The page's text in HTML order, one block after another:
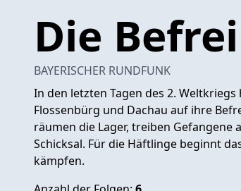
Die
BAYERISCHER RUNDFUNK
In den letzten Tagen des 2.
Flossenbürg und Dachau auf ihre
räumen die Lager, treiben
Schicksal. Für die Häftlinge beginnt
kämpfen.